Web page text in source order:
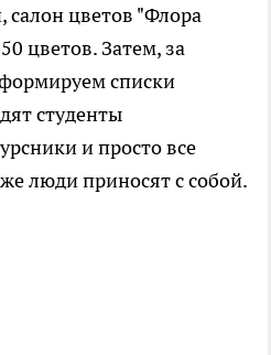
салон цветов "Флора
цветов. Затем, за
списки
студенты
и просто все
люди приносят с собой.